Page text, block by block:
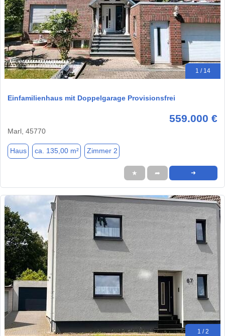
1 / 14
Einfamilienhaus mit Doppelgarage Provisionsfrei
559.000 €
Marl, 45770
Haus ca. 135,00 m² Zimmer 2
★ ➦ ➜
1 / 2